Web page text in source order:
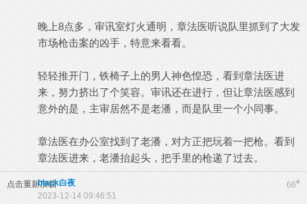
晚上8点多，审讯室灯火通明，章法医听说队里抓到了大发
市场枪击案的凶手，特意来看看。
轻轻推开门，铁椅子上的男人神色惶恐，看到章法医进
来，努力挤出了个笑容。审讯还在进行，但让章法医感到
意外的是，主审居然不是老潘，而是队里一个小同事。
章法医在办公室找到了老潘，对方正把玩着一把枪。看到
章法医进来，老潘抬起头，把手里的枪递了过去。
点击重新加载 66#
black白夜
2023-12-14 09:46:51